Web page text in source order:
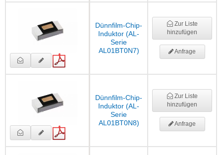
Dünnfilm-Chip-
Induktor (AL-
Serie
AL01BT0N7)
Zur Liste
hinzufügen
Anfrage
Dünnfilm-Chip-
Induktor (AL-
Serie
AL01BT0N8)
Zur Liste
hinzufügen
Anfrage